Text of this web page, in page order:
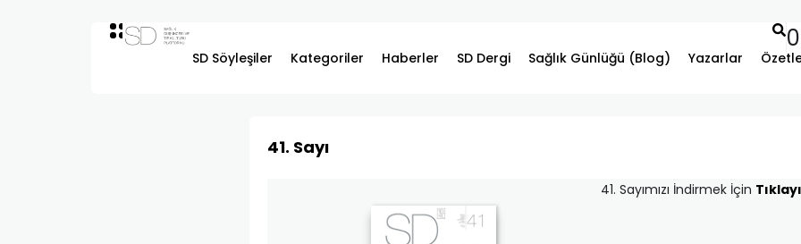
SD Söyleşiler Kategoriler Haberler SD Dergi Sağlık Günlüğü (Blog) Yazarlar
41. Sayı
41. Sayımızı İndirmek İçin